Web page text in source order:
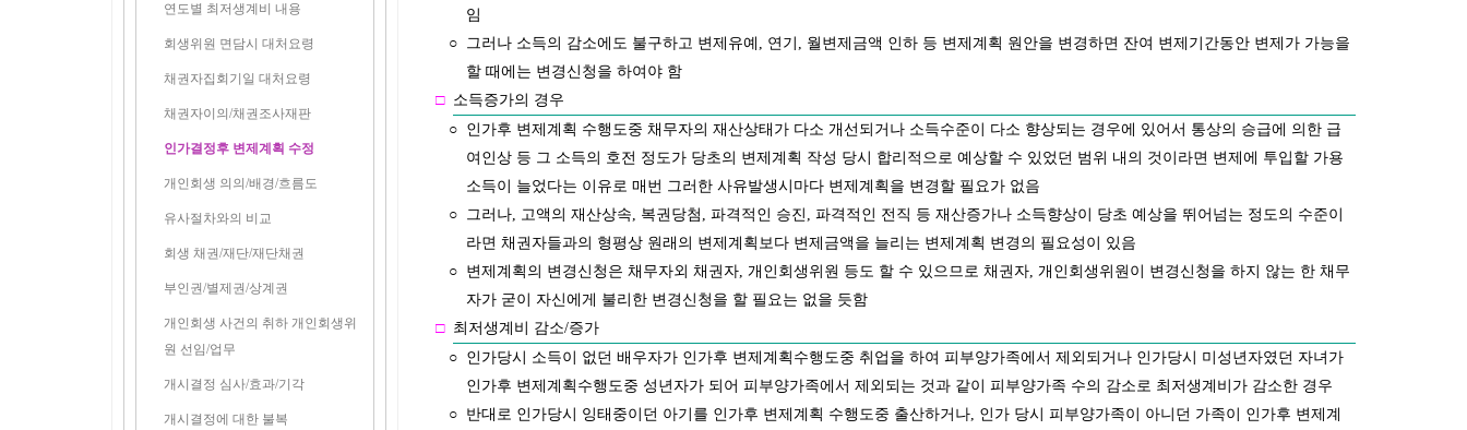
연도별 최저생계비 내용
회생위원 면담시 대처요령
채권자집회기일 대처요령
채권자이의/채권조사재판
인가결정후 변제계획 수정
개인회생 의의/배경/흐름도
유사절차와의 비교
회생 채권/재단/재단채권
부인권/별제권/상계권
개인회생 사건의 취하 개인회생위
원 선임/업무
개시결정 심사/효과/기각
개시결정에 대한 불복
임
○ 그러나 소득의 감소에도 불구하고 변제유예, 연기, 월변제금액 인하 등 변제계획 원안을 변경하면 잔여 변제기간동안 변제가 가능을
할 때에는 변경신청을 하여야 함
□
소득증가의 경우
○ 인가후 변제계획 수행도중 채무자의 재산상태가 다소 개선되거나 소득수준이 다소 향상되는 경우에 있어서 통상의 승급에 의한 급
여인상 등 그 소득의 호전 정도가 당초의 변제계획 작성 당시 합리적으로 예상할 수 있었던 범위 내의 것이라면 변제에 투입할 가용
소득이 늘었다는 이유로 매번 그러한 사유발생시마다 변제계획을 변경할 필요가 없음
○ 그러나, 고액의 재산상속, 복권당첨, 파격적인 승진, 파격적인 전직 등 재산증가나 소득향상이 당초 예상을 뛰어넘는 정도의 수준이
라면 채권자들과의 형평상 원래의 변제계획보다 변제금액을 늘리는 변제계획 변경의 필요성이 있음
○ 변제계획의 변경신청은 채무자외 채권자, 개인회생위원 등도 할 수 있으므로 채권자, 개인회생위원이 변경신청을 하지 않는 한 채무
자가 굳이 자신에게 불리한 변경신청을 할 필요는 없을 듯함
□
최저생계비 감소/증가
○ 인가당시 소득이 없던 배우자가 인가후 변제계획수행도중 취업을 하여 피부양가족에서 제외되거나 인가당시 미성년자였던 자녀가
인가후 변제계획수행도중 성년자가 되어 피부양가족에서 제외되는 것과 같이 피부양가족 수의 감소로 최저생계비가 감소한 경우
○ 반대로 인가당시 잉태중이던 아기를 인가후 변제계획 수행도중 출산하거나, 인가 당시 피부양가족이 아니던 가족이 인가후 변제계